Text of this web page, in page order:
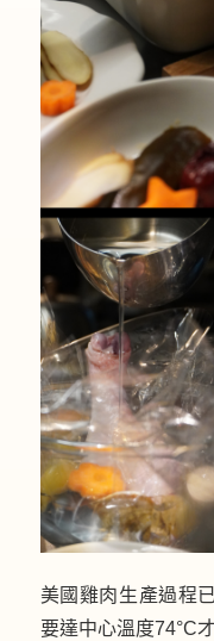
美國雞肉生產過程
要達中心溫度74°C